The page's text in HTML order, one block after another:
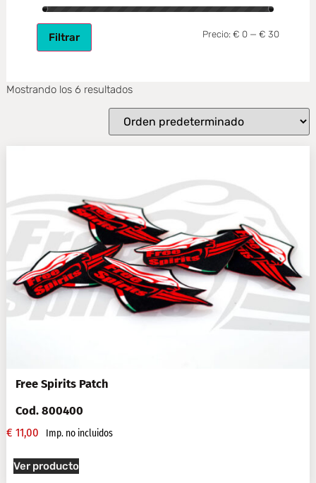
Filtrar Precio:€ 0 —€ 30
Mostrando los 6 resultados
Free Spirits Patch
Cod. 800400
€ 11,00 Imp. no incluidos
Ver producto